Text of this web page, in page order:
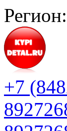
Регион:
+7